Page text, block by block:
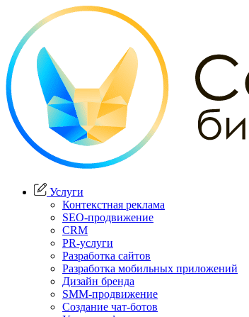
Услуги
Контекстная реклама
SEO-продвижение
CRM
PR-услуги
Разработка сайтов
Разработка мобильных приложений
Дизайн бренда
SMM-продвижение
Создание чат-ботов